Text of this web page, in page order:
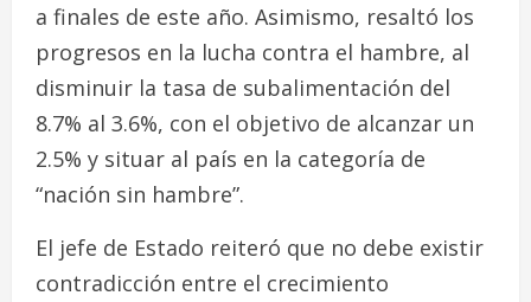
a finales de este año. Asimismo, resaltó los
progresos en la lucha contra el hambre, al
disminuir la tasa de subalimentación del
8.7% al 3.6%, con el objetivo de alcanzar un
2.5% y situar al país en la categoría de
“nación sin hambre”.
El jefe de Estado reiteró que no debe existir
contradicción entre el crecimiento